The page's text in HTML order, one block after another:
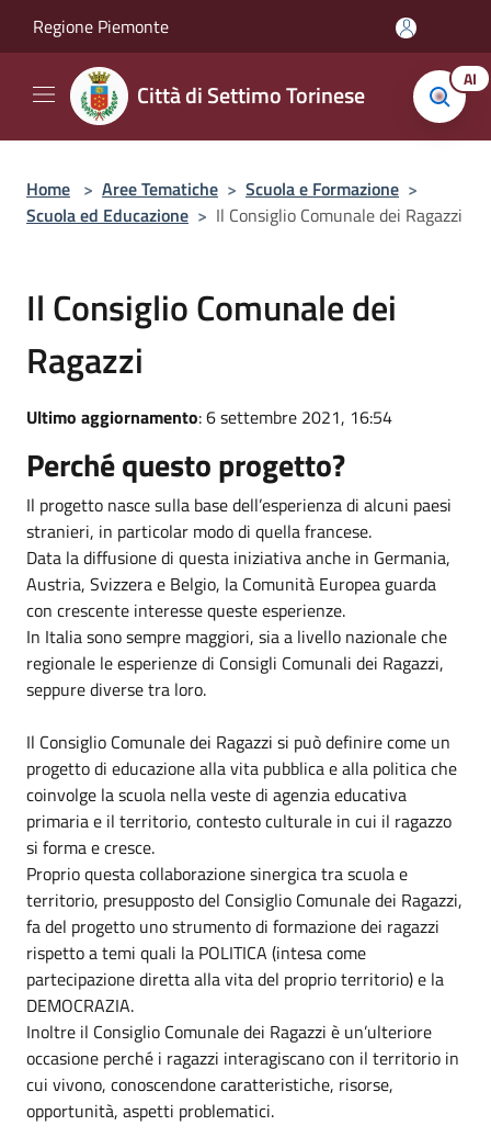
Regione Piemonte
Città di Settimo Torinese AI
Home > Aree Tematiche > Scuola e Formazione >
Scuola ed Educazione > Il Consiglio Comunale dei Ragazzi
Il Consiglio Comunale dei
Ragazzi
Ultimo aggiornamento: 6 settembre 2021, 16:54
Perché questo progetto?
Il progetto nasce sulla base dell’esperienza di alcuni paesi
stranieri, in particolar modo di quella francese.
Data la diffusione di questa iniziativa anche in Germania,
Austria, Svizzera e Belgio, la Comunità Europea guarda
con crescente interesse queste esperienze.
In Italia sono sempre maggiori, sia a livello nazionale che
regionale le esperienze di Consigli Comunali dei Ragazzi,
seppure diverse tra loro.
Il Consiglio Comunale dei Ragazzi si può definire come un
progetto di educazione alla vita pubblica e alla politica che
coinvolge la scuola nella veste di agenzia educativa
primaria e il territorio, contesto culturale in cui il ragazzo
si forma e cresce.
Proprio questa collaborazione sinergica tra scuola e
territorio, presupposto del Consiglio Comunale dei Ragazzi,
fa del progetto uno strumento di formazione dei ragazzi
rispetto a temi quali la POLITICA (intesa come
partecipazione diretta alla vita del proprio territorio) e la
DEMOCRAZIA.
Inoltre il Consiglio Comunale dei Ragazzi è un’ulteriore
occasione perché i ragazzi interagiscano con il territorio in
cui vivono, conoscendone caratteristiche, risorse,
opportunità, aspetti problematici.